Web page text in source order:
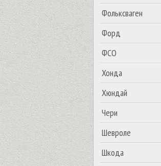
Фольксваген
Форд
ФСО
Хонда
Хюндай
Чери
Шевроле
Шкода